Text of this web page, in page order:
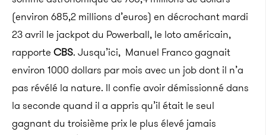
(environ 685,2 millions d’euros) en décrochant mardi
23 avril le jackpot du Powerball, le loto américain,
rapporte CBS. Jusqu’ici, Manuel Franco gagnait
environ 1000 dollars par mois avec un job dont il n’a
pas révélé la nature. Il confie avoir démissionné dans
la seconde quand il a appris qu’il était le seul
gagnant du troisième prix le plus élevé jamais